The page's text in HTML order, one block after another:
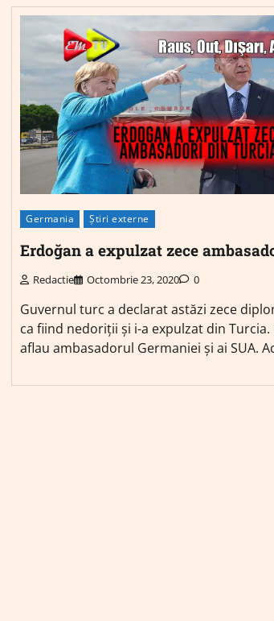
Germania Știri externe
Erdoğan a expulzat zece
Redactie Octombrie 23, 2020 0
Guvernul turc a declarat astăzi zece
ca fiind nedoriții și i-a expulzat din
aflau ambasadorul Germaniei și ai SUA.